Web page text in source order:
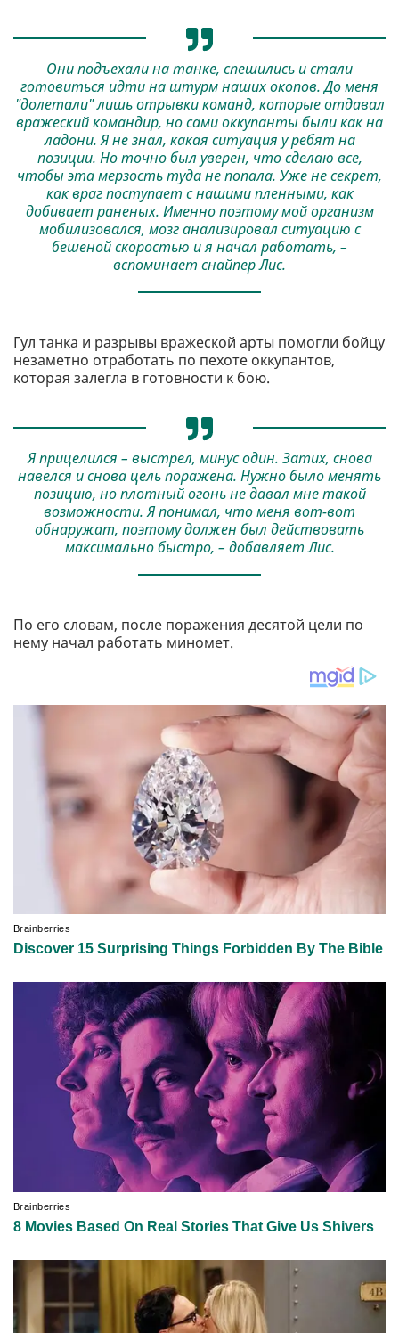
Они подъехали на танке, спешились и стали
готовиться идти на штурм наших окопов. До меня
"долетали" лишь отрывки команд, которые отдавал
вражеский командир, но сами оккупанты были как на
ладони. Я не знал, какая ситуация у ребят на
позиции. Но точно был уверен, что сделаю все,
чтобы эта мерзость туда не попала. Уже не секрет,
как враг поступает с нашими пленными, как
добивает раненых. Именно поэтому мой организм
мобилизовался, мозг анализировал ситуацию с
бешеной скоростью и я начал работать, –
вспоминает снайпер Лис.
Гул танка и разрывы вражеской арты помогли бойцу
незаметно отработать по пехоте оккупантов,
которая залегла в готовности к бою.
Я прицелился – выстрел, минус один. Затих, снова
навелся и снова цель поражена. Нужно было менять
позицию, но плотный огонь не давал мне такой
возможности. Я понимал, что меня вот-вот
обнаружат, поэтому должен был действовать
максимально быстро, – добавляет Лис.
По его словам, после поражения десятой цели по
нему начал работать миномет.